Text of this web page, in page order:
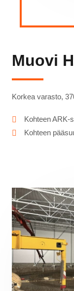
Muovi
Korkea varasto,
Kohteen ARK-
Kohteen